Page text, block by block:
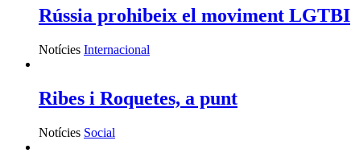
Rússia prohibeix el moviment LGTBI
Notícies Internacional
Ribes i Roquetes, a punt
Notícies Social